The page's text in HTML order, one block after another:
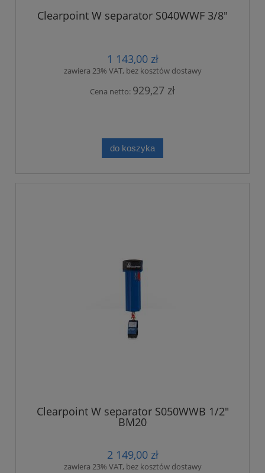
Clearpoint W separator S040WWF 3/8"
1 143,00 zł
zawiera 23% VAT, bez kosztów dostawy
Cena netto: 929,27 zł
do koszyka
Clearpoint W separator S050WWB 1/2"
BM20
2 149,00 zł
zawiera 23% VAT, bez kosztów dostawy